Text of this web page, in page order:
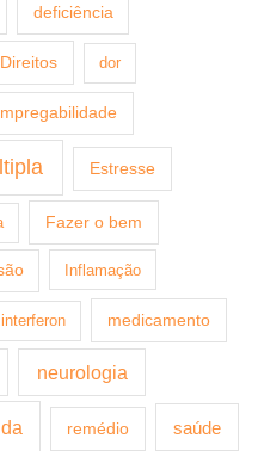
deficiência
Direitos dor
Estresse
Fazer o bem
Inflamação
interferon medicamento
neurologia
remédio saúde